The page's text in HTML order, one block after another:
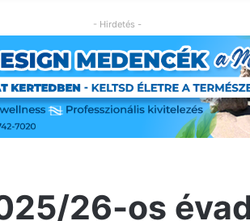
- Hirdetés -
26-os